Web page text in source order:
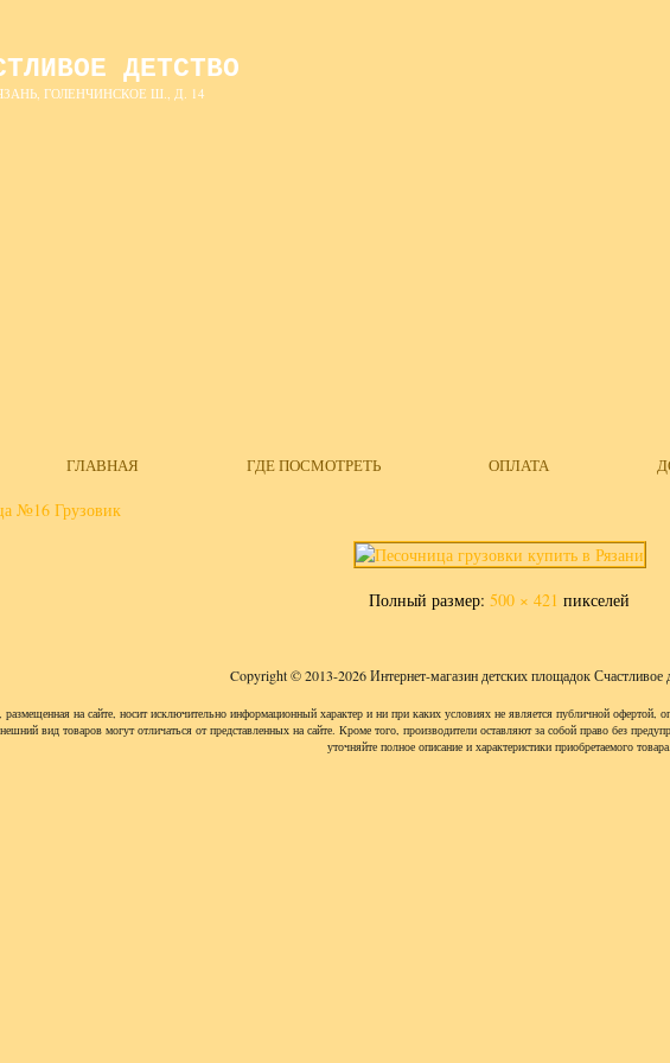
ДЕТСТВО
ГОЛЕНЧИНСКОЕ Ш., Д. 14
ГЛАВНАЯ ГДЕ ПОСМОТРЕТЬ ОПЛАТА
№16 Грузовик
Полный размер: 500 × 421 пикселей
Copyright © 2013-2026 Интернет-магазин детских площадок Счастливое
на сайте, носит исключительно информационный характер и ни при каких условиях не является публичной
вид товаров могут отличаться от представленных на сайте. Кроме того, производители оставляют за собой право без
уточняйте полное описание и характеристики приобретаемого товара.